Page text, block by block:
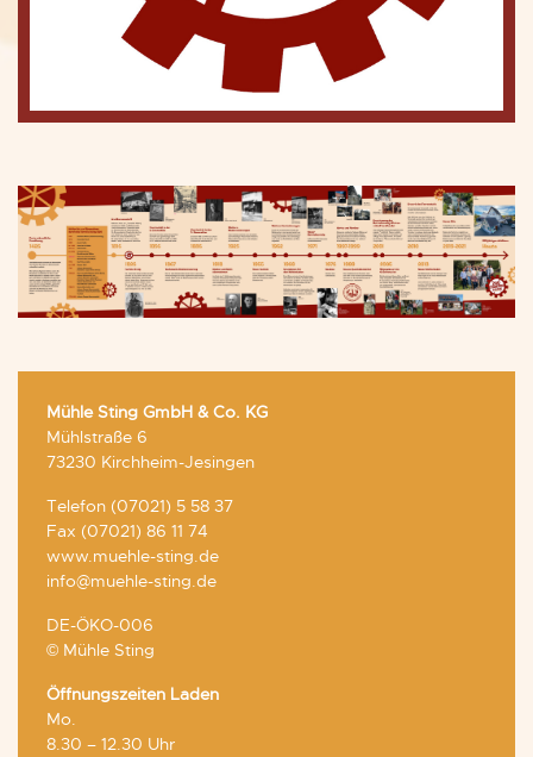
Mühle Sting GmbH & Co. KG
Mühlstraße 6
73230 Kirchheim-Jesingen
Telefon (07021) 5 58 37
Fax (07021) 86 11 74
www.muehle-sting.de
info@muehle-sting.de
DE-ÖKO-006
© Mühle Sting
Öffnungszeiten Laden
Mo.
8.30 – 12.30 Uhr